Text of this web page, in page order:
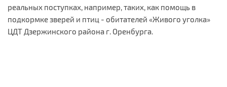
реальных поступках, например, таких, как помощь в
подкормке зверей и птиц - обитателей «Живого уголка»
ЦДТ Дзержинского района г. Оренбурга.